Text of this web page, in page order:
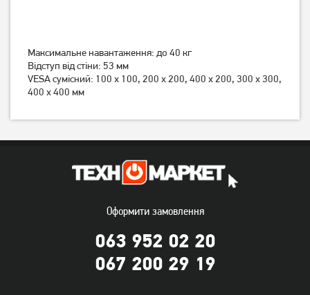
Кронштейн ITech PB4T
Максимальне навантаження: до 40 кг
Відступ від стіни: 53 мм
VESA сумісний: 100 х 100, 200 x 200, 400 х 200, 300 х 300,
400 х 400 мм
Оформити замовлення
063 952 02 20
067 200 29 19